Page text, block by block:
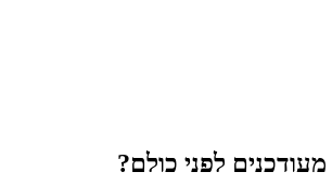
לפני כולם?